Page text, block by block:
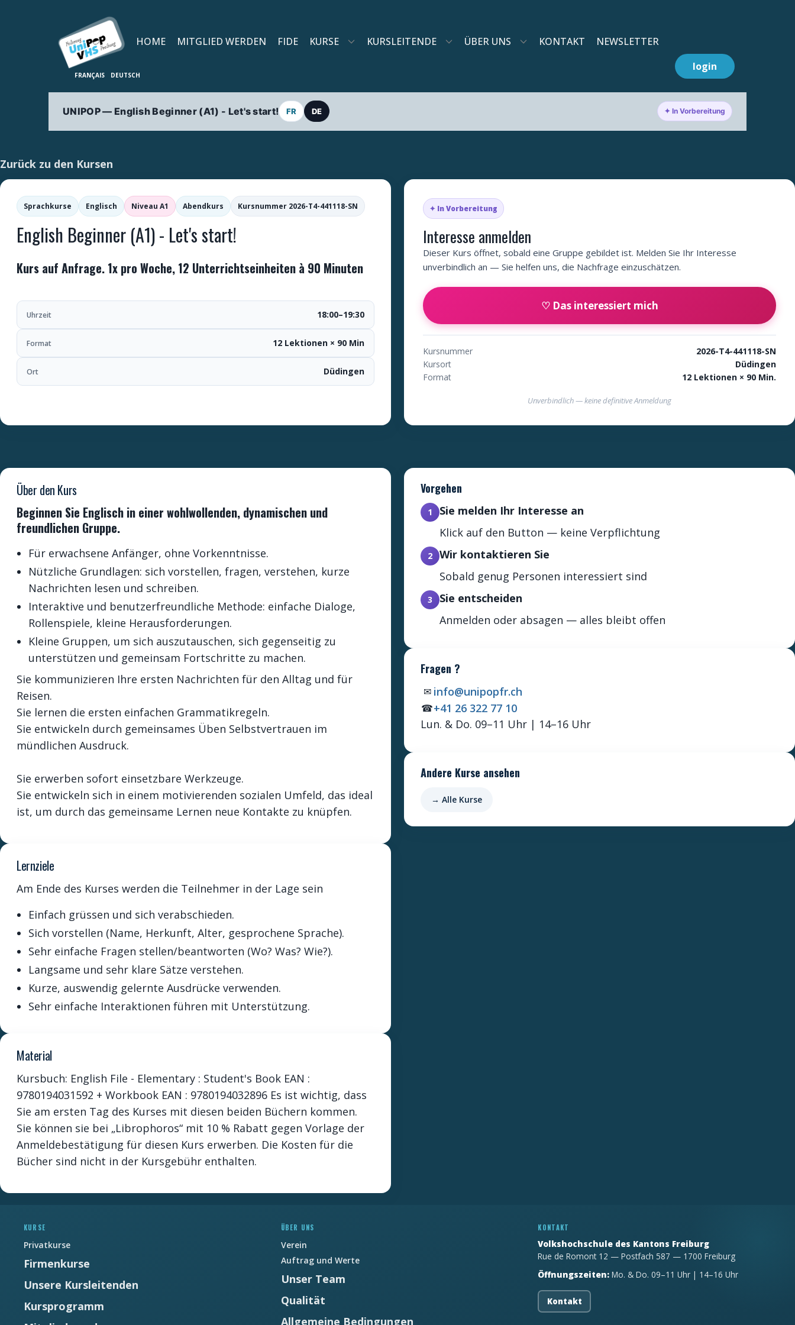
HOME MITGLIED WERDEN FIDE KURSE KURSLEITENDE ÜBER UNS KONTAKT
NEWSLETTER
login
UNIPOP — English Beginner (A1) - Let's start! FR DE ✦ In Vorbereitung
Zurück zu den Kursen
Sprachkurse Englisch Niveau A1 Abendkurs Kursnummer 2026-T4-441118-SN
English Beginner (A1) - Let's start!
Kurs auf Anfrage. 1x pro Woche, 12 Unterrichtseinheiten à 90 Minuten
Uhrzeit 18:00–19:30
Format 12 Lektionen × 90 Min
Ort Düdingen
✦ In Vorbereitung
Interesse anmelden
Dieser Kurs öffnet, sobald eine Gruppe gebildet ist. Melden Sie Ihr Interesse
unverbindlich an — Sie helfen uns, die Nachfrage einzuschätzen.
♡ Das interessiert mich
Kursnummer
2026-T4-441118-SN
Kursort
Düdingen
Format
12 Lektionen × 90 Min.
Unverbindlich — keine definitive Anmeldung
Über den Kurs
Beginnen Sie Englisch in einer wohlwollenden, dynamischen und
freundlichen Gruppe.
Für erwachsene Anfänger, ohne Vorkenntnisse.
Nützliche Grundlagen: sich vorstellen, fragen, verstehen, kurze
Nachrichten lesen und schreiben.
Interaktive und benutzerfreundliche Methode: einfache Dialoge,
Rollenspiele, kleine Herausforderungen.
Kleine Gruppen, um sich auszutauschen, sich gegenseitig zu
unterstützen und gemeinsam Fortschritte zu machen.
Sie kommunizieren Ihre ersten Nachrichten für den Alltag und für
Reisen.
Sie lernen die ersten einfachen Grammatikregeln.
Sie entwickeln durch gemeinsames Üben Selbstvertrauen im
mündlichen Ausdruck.
Sie erwerben sofort einsetzbare Werkzeuge.
Sie entwickeln sich in einem motivierenden sozialen Umfeld, das ideal
ist, um durch das gemeinsame Lernen neue Kontakte zu knüpfen.
Lernziele
Am Ende des Kurses werden die Teilnehmer in der Lage sein
Einfach grüssen und sich verabschieden.
Sich vorstellen (Name, Herkunft, Alter, gesprochene Sprache).
Sehr einfache Fragen stellen/beantworten (Wo? Was? Wie?).
Langsame und sehr klare Sätze verstehen.
Kurze, auswendig gelernte Ausdrücke verwenden.
Sehr einfache Interaktionen führen mit Unterstützung.
Material
Kursbuch: English File - Elementary : Student's Book EAN :
9780194031592 + Workbook EAN : 9780194032896 Es ist wichtig, dass
Sie am ersten Tag des Kurses mit diesen beiden Büchern kommen.
Sie können sie bei „Librophoros“ mit 10 % Rabatt gegen Vorlage der
Anmeldebestätigung für diesen Kurs erwerben. Die Kosten für die
Bücher sind nicht in der Kursgebühr enthalten.
Vorgehen
1
Sie melden Ihr Interesse an
Klick auf den Button — keine Verpflichtung
2
Wir kontaktieren Sie
Sobald genug Personen interessiert sind
3
Sie entscheiden
Anmelden oder absagen — alles bleibt offen
Fragen ?
✉ info@unipopfr.ch
☎+41 26 322 77 10
Lun. & Do. 09–11 Uhr | 14–16 Uhr
Andere Kurse ansehen
→ Alle Kurse
KURSE
Privatkurse
Firmenkurse
Unsere Kursleitenden
Kursprogramm
ÜBER UNS
Verein
Auftrag und Werte
Unser Team
Qualität
Allgemeine Bedingungen
KONTAKT
Volkshochschule des Kantons Freiburg
Rue de Romont 12 — Postfach 587 — 1700 Freiburg
Öffnungszeiten: Mo. & Do. 09–11 Uhr | 14–16 Uhr
Kontakt
nouveautés que nous réservons à nos
E-mail *